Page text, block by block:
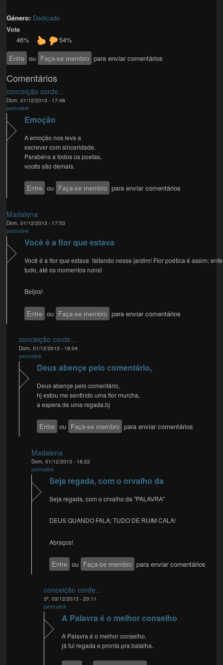
Género: Dedicado
Vote
46%
54%
Entre ou Faça-se membro para enviar comentários
Comentários
conceição corde...
Dom, 01/12/2013 - 17:46
permalink
Emoção
A emoção nos leva a
escrever com sinceridade.
Parabéns a todos os poetas,
vocês são demais.
Entre ou Faça-se membro para enviar comentários
Madalena
Dom, 01/12/2013 - 17:53
permalink
Você é a flor que estava
Você é a flor que estava faltando nesse jardim! Flor poética é assim;
tudo, até os momentos ruins!
Beijos!
Entre ou Faça-se membro para enviar comentários
conceição corde...
Dom, 01/12/2013 - 18:04
permalink
Deus abençe pelo comentário,
Deus abençe pelo comentário,
hj estou me sentindo uma flor murcha,
a espera de uma regada.bj
Entre ou Faça-se membro para enviar comentários
Madalena
Dom, 01/12/2013 - 18:22
permalink
Seja regada, com o orvalho da
Seja regada, com o orvalho da "PALAVRA"
DEUS QUANDO FALA; TUDO DE RUIM CALA!
Abraços!
Entre ou Faça-se membro para enviar comentários
conceição corde...
3ª, 03/12/2013 - 20:11
permalink
A Palavra é o melhor conselho
A Palavra é o melhor conselho,
já fui regada e pronta pra batalha.